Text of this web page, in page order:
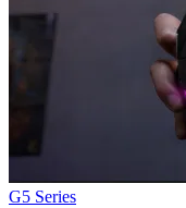
G5 Series